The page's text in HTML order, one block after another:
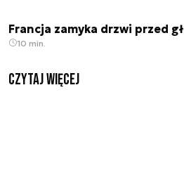
Francja zamyka drzwi przed
10 min.
czytaj więcej